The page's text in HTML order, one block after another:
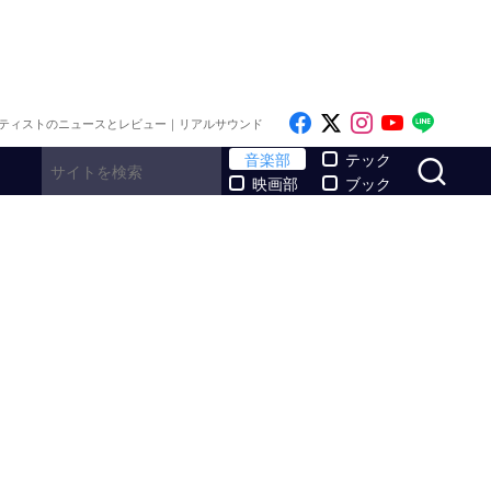
ィストのニュースとレビュー｜リアルサウンド Like on Facebook
Follow on x
Follow on
Follow
音楽部
映画部
テック
ブック